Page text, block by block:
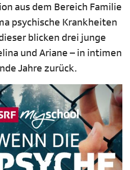
aus dem Bereich Familie
psychische Krankheiten
blicken drei junge
und Ariane – in intimen
Jahre zurück.